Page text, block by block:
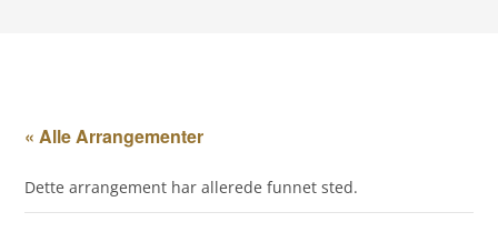
« Alle Arrangementer
Dette arrangement har allerede funnet sted.